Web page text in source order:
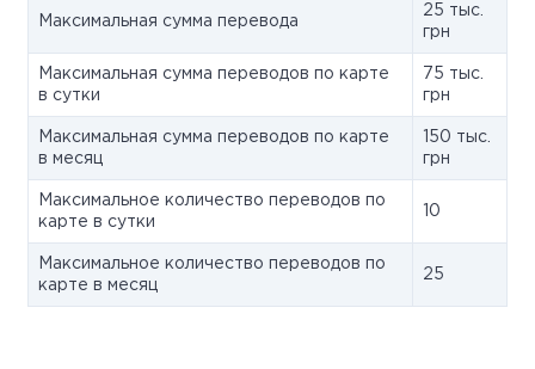
Максимальная сумма перевода
25 тыс.
грн
Максимальная сумма переводов по карте
в сутки
75 тыс.
грн
Максимальная сумма переводов по карте
в месяц
150 тыс.
грн
Максимальное количество переводов по
карте в сутки
10
Максимальное количество переводов по
карте в месяц
25